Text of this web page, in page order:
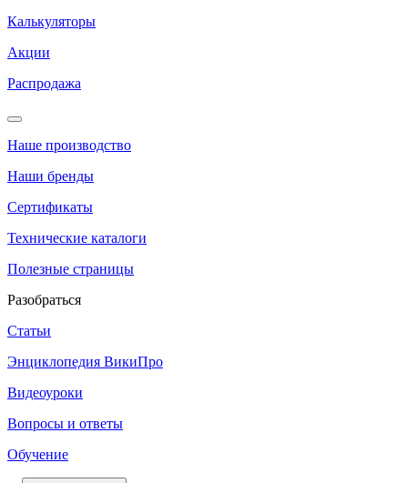
Калькуляторы
Акции
Распродажа
Наше производство
Наши бренды
Сертификаты
Технические каталоги
Полезные страницы
Разобраться
Статьи
Энциклопедия ВикиПро
Видеоуроки
Вопросы и ответы
Обучение